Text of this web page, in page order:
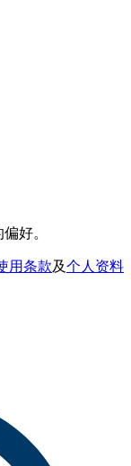
好。
用条款及个人资料